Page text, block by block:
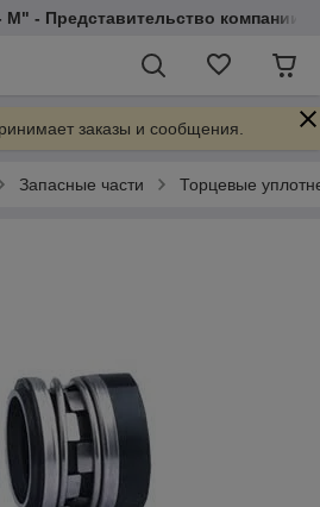
- Представительство компании
заказы и сообщения.
Запасные части Торцевые